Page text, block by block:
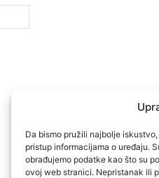
Da bismo pružili najbolje
pristup informacijama o uređaju.
obrađujemo podatke kao što su
ovoj web stranici. Nepristanak ili